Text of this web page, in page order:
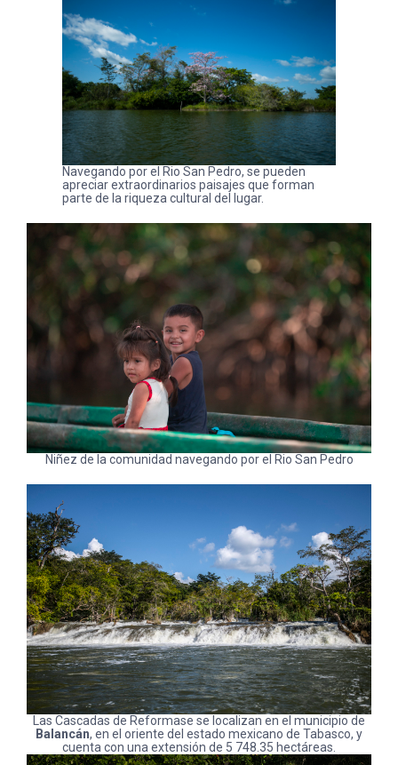
Navegando por el Rio San Pedro, se pueden
apreciar extraordinarios paisajes que forman
parte de la riqueza cultural del lugar.
Niñez de la comunidad navegando por el Rio San Pedro
Las Cascadas de Reformase se localizan en el municipio de
Balancán, en el oriente del estado mexicano de Tabasco, y
cuenta con una extensión de 5 748.35 hectáreas.